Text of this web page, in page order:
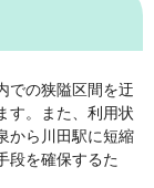
での狭隘区間を迂
す。また、利用状
から川田駅に短縮
段を確保するた